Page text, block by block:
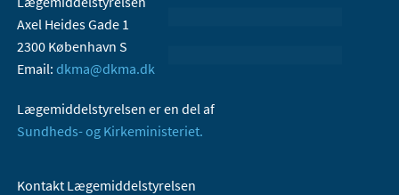
Axel Heides Gade 1
2300 København S
Email: dkma@dkma.dk
Lægemiddelstyrelsen er en del af
Sundheds- og Kirkeministeriet.
Kontakt Lægemiddelstyrelsen